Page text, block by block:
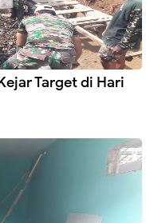
Target di Hari